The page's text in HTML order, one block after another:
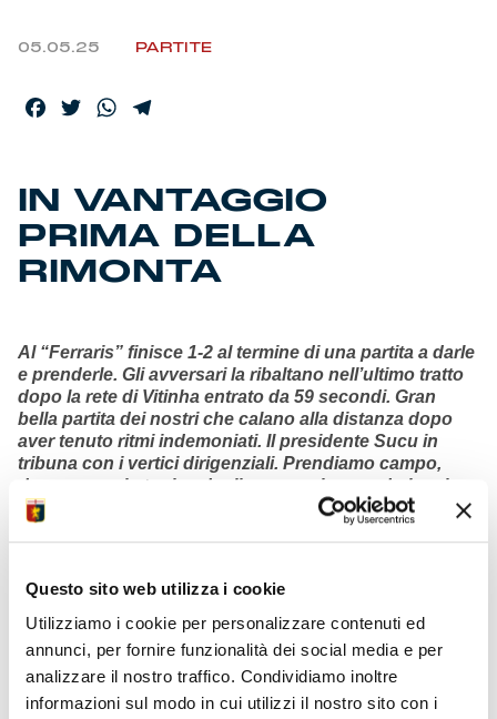
Questo sito web utilizza i cookie
Utilizziamo i cookie per personalizzare contenuti ed
annunci, per fornire funzionalità dei social media e per
analizzare il nostro traffico. Condividiamo inoltre
informazioni sul modo in cui utilizzi il nostro sito con i
05.05.25 PARTITE
Facebook
TwitterWhatsApp
IN VANTAGGIO
PRIMA DELLA
RIMONTA
Al “Ferraris” finisce 1-2 al termine di una partita a darle
e prenderle. Gli avversari la ribaltano nell’ultimo tratto
dopo la rete di Vitinha entrato da 59 secondi. Gran
bella partita dei nostri che calano alla distanza dopo
aver tenuto ritmi indemoniati. Il presidente Sucu in
tribuna con i vertici dirigenziali. Prendiamo campo,
dopo un avvio tonico degli avversari, creando la prima
palla-gol con un diagonale di Norton-Cuffy respinto da
Maignan. Insistiamo con un tiro-cross di Martin deviato
Prima dell’intervallo paratona di Leali che si oppone a
un’incursione del brevilineo Pulisic. Nella ripresa
sfioriamo la rete con un siluro di Frendrup firmando
poi il vantaggio con il subentrato Vitinha su assist di
Martin al quinto suggerimento in campionato. Leao e
un’autorete di Frendrup spezzano il sogno nell’arco di